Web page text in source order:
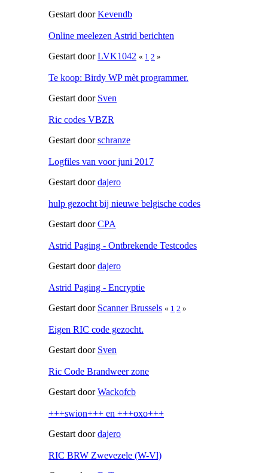
Gestart doorKevendb
Online meelezen Astrid berichten
Gestart doorLVK1042 « 1 2 »
Te koop: Birdy WP mèt programmer.
Gestart door Sven
Ric codes VBZR
Gestart doorschranze
Logfiles van voor juni 2017
Gestart doordajero
hulp gezocht bij nieuwe belgische codes
Gestart doorCPA
Astrid Paging - Ontbrekende Testcodes
Gestart doordajero
Astrid Paging - Encryptie
Gestart door Scanner Brussels « 1 2 »
Eigen RIC code gezocht.
Gestart door Sven
Ric Code Brandweer zone
Gestart doorWackofcb
+++swion+++ en +++oxo+++
Gestart doordajero
RIC BRW Zwevezele (W-Vl)